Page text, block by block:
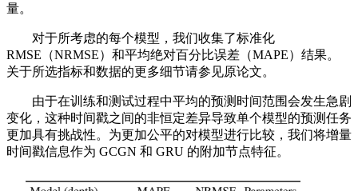
量。
对于所考虑的每个模型，我们收集了标准化
RMSE（NRMSE）和平均绝对百分比误差（MAPE）结果。
关于所选指标和数据的更多细节请参见原论文。
由于在训练和测试过程中平均的预测时间范围会发生急剧
变化，这种时间戳之间的非恒定差异导致单个模型的预测任务
更加具有挑战性。为更加公平的对模型进行比较，我们将增量
时间戳信息作为 GCGN 和 GRU 的附加节点特征。